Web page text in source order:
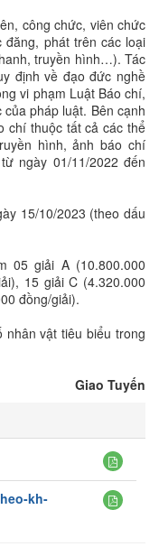
công chức, viên chức
phát trên các loại
truyền hình…). Tác
định về đạo đức nghề
vi phạm Luật Báo chí,
pháp luật. Bên cạnh
chí thuộc tất cả các thể
hình, ảnh báo chí
ngày 01/11/2022 đến
15/10/2023 (theo dấu
05 giải A (10.800.000
15 giải C (4.320.000
đồng/giải).
nhân vật tiêu biểu trong
Giao Tuyến
kh-